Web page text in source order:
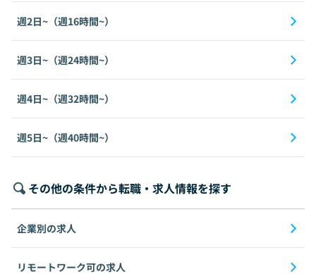
週2日~（週16時間~）
週3日~（週24時間~）
週4日~（週32時間~）
週5日~（週40時間~）
その他の条件から転職・求人情報を探す
企業別の求人
リモートワーク可の求人